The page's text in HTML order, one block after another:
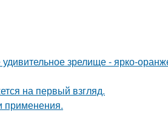
зрелище - ярко-
на первый взгляд.
применения.